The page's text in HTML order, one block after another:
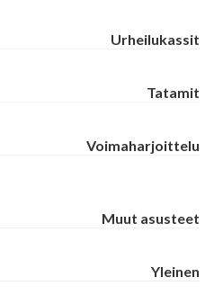
Urheilukassit
Tatamit
Voimaharjoittelu
Muut asusteet
Yleinen